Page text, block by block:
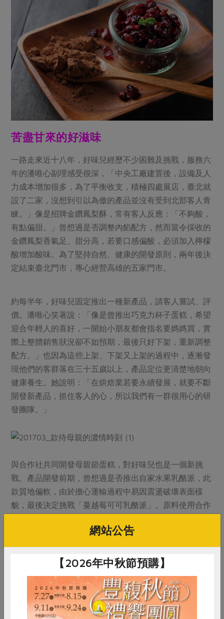
苦盡甘來的好滋味
一路走來近十八年，好味兒經歷不少困難及挑戰，服務六
年的潘唯心副理感受很深，「中央工廠建置後，設備及人
力成本增加很多，為了平衡收支，積極四處展店，臺北就
設了二家，沒想到引以為傲的產品並沒有受到北部客人青
睞。」像是招牌金鑽鳳梨酥，常有客人反應：「不夠酸，
有點偏甜。」曾想過是否調整內餡配方，然而當令採收的
金鑽鳳梨香氣足、甜分高，若要口感偏酸，必須加入檸檬
酸增加酸味。為了堅持自然、健康的開發原則，兩年後決
定結束臺北門市，專心經營高雄的五家門市。
約每半年，好味兒固定推出一種新產品，請客人嘗試、評
價。潘唯心笑著說：「像是曾推出巧克力杯子蛋糕，希望
迎合年輕人的喜好，一開始小朋友都會指名要媽媽買，實
際上整體銷售狀況卻不如預期，最後只好下架，重新調整
配方。」也因為這些上架、下架又上架的過程中，逐漸發
現他們的客群落在三十五歲以上，產品定位更清楚地朝向
健康養生。她說明：「在烘焙業若要永續發展，就要不斷
開發新產品，抓住客人的心，所以我們有一群很用心的研
發團隊。」
與合作社共同開發母親節蛋糕，對好味兒也是一個新挑
戰。產品開發前期，曾想過是否推出自家水果乳酪派，此
款質地偏軟，由於擔心運輸過程中易因震盪破壞表面樣
貌，最後決定挑戰「蔓越莓可可乳酪派」。原料使用合作
後，餡料質地開始變乾，若可可粉比例調高，烘烤後內餡
偏硬，潘唯心說明：「這個派的作法與一般乳酪派很不一
樣，前前後後大約調整了六次才找到最佳比例。」公平貿
粉差異很大，經過烘烤後的可可香氣更加濃郁，搭配馥聚
的有機蔓越莓果乾，酸味意外契合。咬下這一口派，舌尖
慢慢從乳酪的滑順，品嚐到可可的苦味及蔓越莓的酸甜，
網站公告
【2026年中秋節預購】